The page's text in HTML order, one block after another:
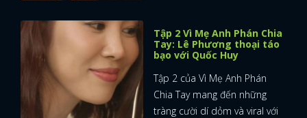
x
ĐĂNG NHẬP
Tập 2 Vì Mẹ Anh Phán Chia
Tay: Lê Phương thoại táo
bạo với Quốc Huy
Tập 2 của Vì Mẹ Anh Phán
Chia Tay mang đến những
tràng cười dí dỏm và viral với